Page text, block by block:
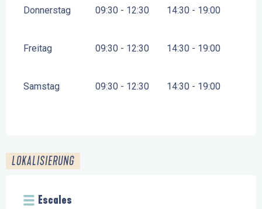
Donnerstag 09:30 - 12:30 14:30 - 19:00
Freitag 09:30 - 12:30 14:30 - 19:00
Samstag 09:30 - 12:30 14:30 - 19:00
LOKALISIERUNG
Escales